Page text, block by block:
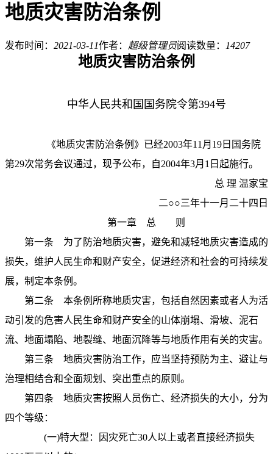
地质灾害防治条例
发布时间： 2021-03-11作者： 超级管理员阅读数量： 14207
地质灾害防治条例
中华人民共和国国务院令第394号
《地质灾害防治条例》已经2003年11 月 19 日国务院
第29次常务会议通过，现予公布，自2004年3月 1 日起施行。
总 理 温家宝
二○○三年十一月二十四日
第一章 总 则
第一条 为了防治地质灾害，避免和减轻地质灾害造成的
损失，维护人民生命和财产安全，促进经济和社会的可持续发
展，制定本条例。
第二条 本条例所称地质灾害，包括自然因素或者人为活
动引发的危害人民生命和财产安全的山体崩塌、滑坡、泥石
流、地面塌陷、地裂缝、地面沉降等与地质作用有关的灾害。
第三条 地质灾害防治工作，应当坚持预防为主、避让与
治理相结合和全面规划、突出重点的原则。
第四条 地质灾害按照人员伤亡、经济损失的大小，分为
四个等级：
(一)特大型：因灾死亡30人以上或者直接经济损失